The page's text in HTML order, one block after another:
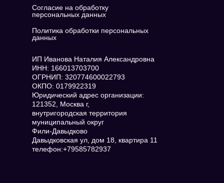
ИП Иванова Наталия Александровна
ИНН: 166013703700
ОГРНИП: 320774600022793
ОКПО: 0179922319
Юридический адрес организации:
121352, Москва г,
внутригородская территория
муниципальный округ
Фили-Давыдково
Давыдковская ул, дом 18, квартира 11
телефон:+79585782937
Согласие на обработку
персональных данных
Политика обработки персональных
данных